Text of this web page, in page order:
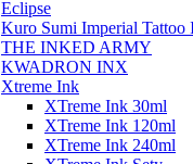
Eclipse
Kuro Sumi Imperial Tattoo
THE INKED ARMY
KWADRON INX
Xtreme Ink
XTreme Ink 30ml
XTreme Ink 120ml
XTreme Ink 240ml